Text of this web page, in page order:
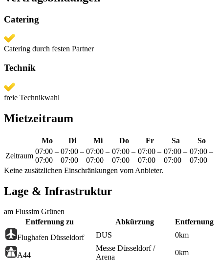
Catering
Catering durch festen Partner
Technik
freie Technikwahl
Mietzeitraum
Mo Di Mi Do Fr Sa
So
Zeitraum
07:00 –
07:00
07:00 –
07:00
07:00 –
07:00
07:00 –
07:00
07:00 –
07:00
07:00 –
07:00
07:00 –
07:00
Keine zusätzlichen Einschränkungen vom Anbieter.
Lage & Infrastruktur
am Flussim Grünen
Entfernung zu
Abkürzung
Entfernung
Flughafen Düsseldorf
DUS 0km
A44
Messe Düsseldorf /
Arena
0km